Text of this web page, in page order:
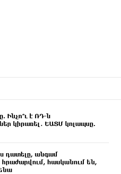
Ինչո՞ւ է ՌԴ-ն
կիրառել․ ԵԱՏՄ կոլապսը.
դատելը, անգամ
հասկանում են,